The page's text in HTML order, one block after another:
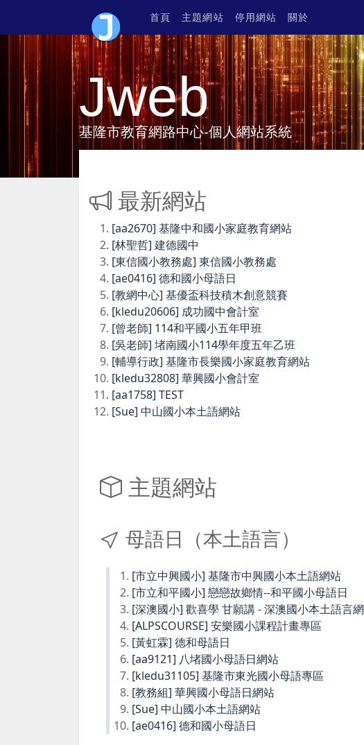
首頁 主題網站 停用網站 關於
Jweb
基隆市教育網路中心-個人網站系統
最新網站
[aa2670] 基隆中和國小家庭教育網站
[林聖哲] 建德國中
[東信國小教務處] 東信國小教務處
[ae0416] 德和國小母語日
[教網中心] 基優盃科技積木創意競賽
[kledu20606] 成功國中會計室
[曾老師] 114和平國小五年甲班
[吳老師] 堵南國小114學年度五年乙班
[輔導行政] 基隆市長樂國小家庭教育網站
[kledu32808] 華興國小會計室
[aa1758] TEST
[Sue] 中山國小本土語網站
主題網站
母語日（本土語言）
[市立中興國小] 基隆市中興國小本土語網站
[市立和平國小] 戀戀故鄉情--和平國小母語日
[深澳國小] 歡喜學 甘願講 - 深澳國小本土語言網
[ALPSCOURSE] 安樂國小課程計畫專區
[黃虹霖] 德和母語日
[aa9121] 八堵國小母語日網站
[kledu31105] 基隆市東光國小母語專區
[教務組] 華興國小母語日網站
[Sue] 中山國小本土語網站
[ae0416] 德和國小母語日